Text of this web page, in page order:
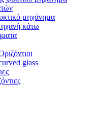
μηχάνημα
κάτω
glass